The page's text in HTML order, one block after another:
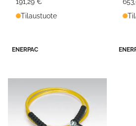
Tilaustuote
ENERPAC